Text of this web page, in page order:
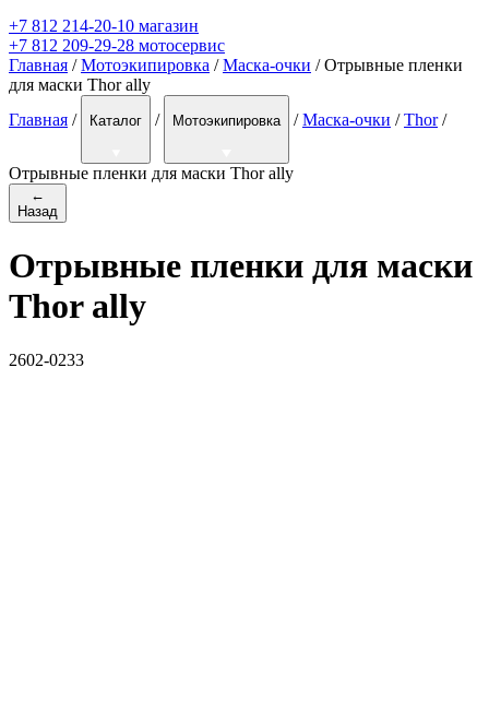
+7 812 214-20-10 магазин
+7 812 209-29-28 мотосервис
Главная /Мотоэкипировка /Маска-очки / Отрывные пленки
для маски Thor ally
Главная / Каталог / Мотоэкипировка / Маска-очки / Thor /
Отрывные пленки для маски Thor ally
←
Назад
Отрывные пленки для маски
Thor ally
2602-0233